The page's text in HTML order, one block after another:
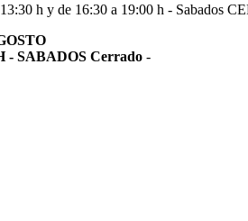
h y de 16:30 a 19:00 h - Sabados
- SABADOS Cerrado -